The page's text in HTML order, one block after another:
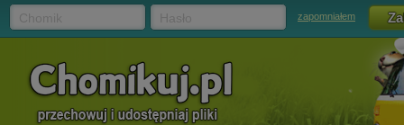
zapomniałem